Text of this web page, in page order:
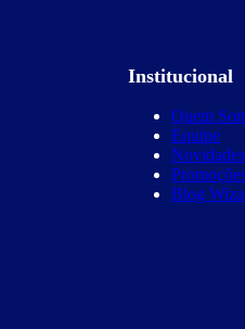
Institucional
Quem
Equipe
Novidades
Blog